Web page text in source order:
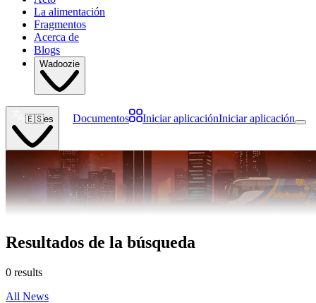
La alimentación
Fragmentos
Acerca de
Blogs
Wadoozie
🇪🇸es Documentos Iniciar aplicaciónIniciar aplicación
Resultados de la búsqueda
0 results
All News